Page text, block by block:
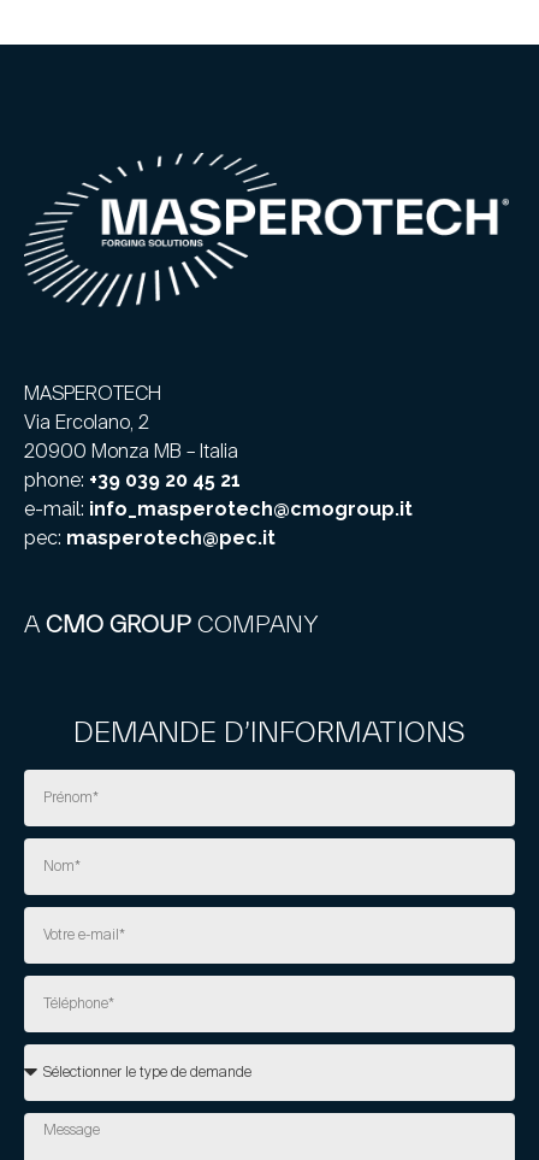
MASPEROTECH
Via Ercolano, 2
20900 Monza MB – Italia
phone: +39 039 20 45 21
e-mail: info_masperotech@cmogroup.it
pec: masperotech@pec.it
A CMO GROUP COMPANY
DEMANDE D’INFORMATIONS